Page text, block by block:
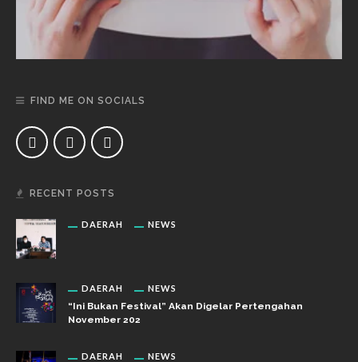
FIND ME ON SOCIALS
RECENT POSTS
DAERAH NEWS
DAERAH NEWS
“Ini Bukan Festival” Akan Digelar Pertengahan
November 202
DAERAH NEWS